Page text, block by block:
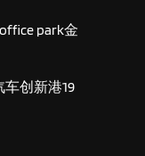
park金
创新港19